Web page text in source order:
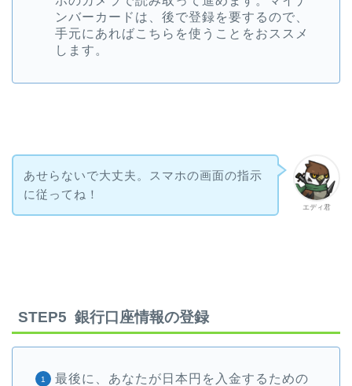
ンバーカードは、後で登録を要するので、
手元にあればこちらを使うことをおススメ
します。
エディ君
あせらないで大丈夫。スマホの画面の指示
に従ってね！
STEP5 銀行口座情報の登録
最後に、あなたが日本円を入金するための